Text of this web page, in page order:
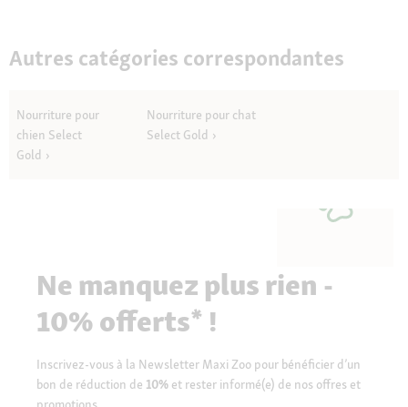
Autres catégories correspondantes
Nourriture pour
chien Select
Gold
Nourriture pour chat
Select Gold
Ne manquez plus rien -
10% offerts* !
Inscrivez-vous à la Newsletter Maxi Zoo pour bénéficier d’un
bon de réduction de 10% et rester informé(e) de nos offres et